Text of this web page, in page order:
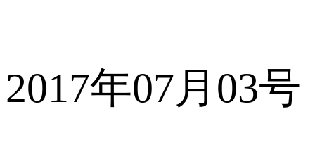
2017年07月03号